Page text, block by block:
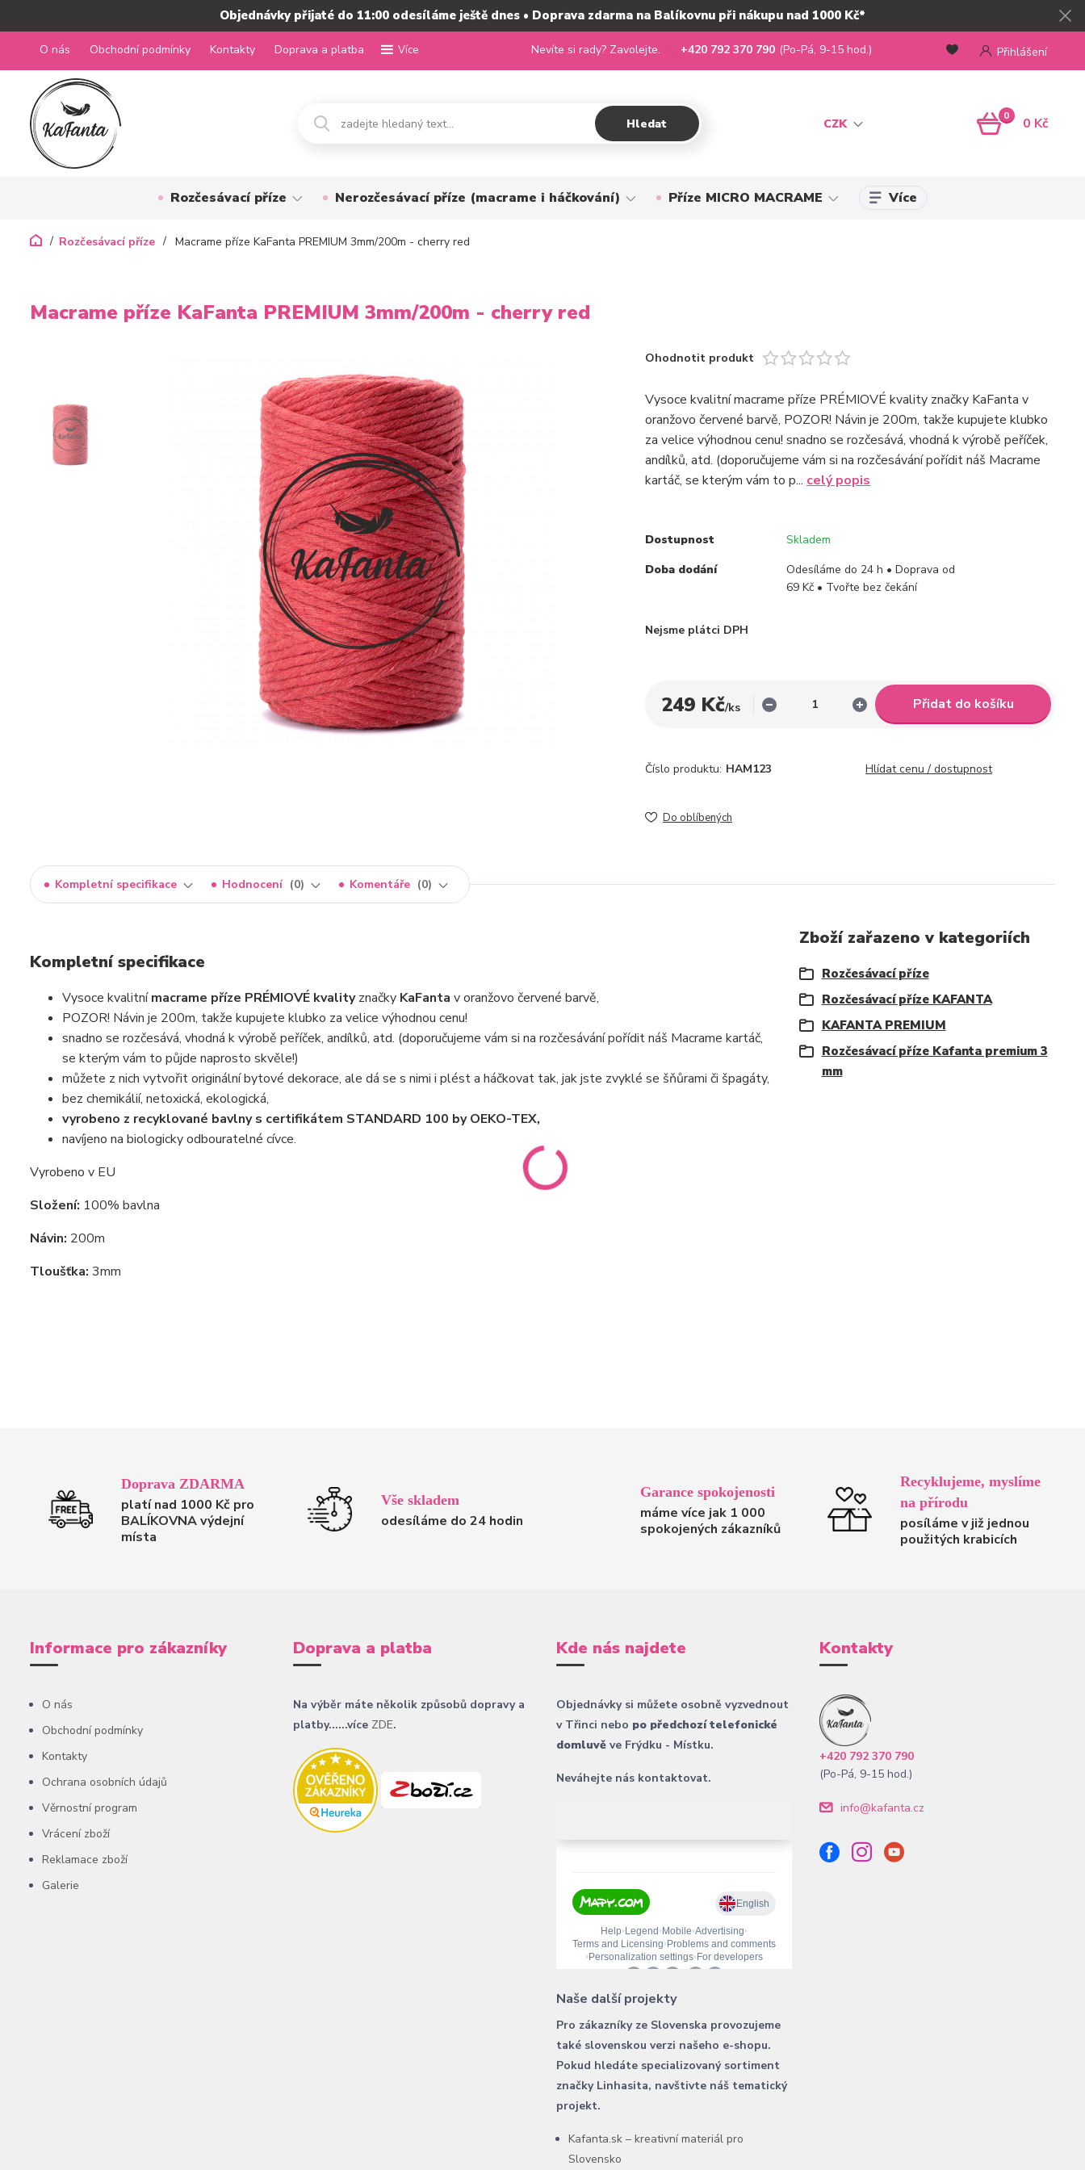
Objednávky přijaté do 11:00 odesíláme ještě dnes • Doprava zdarma na Balíkovnu při nákupu nad 1000 Kč*
O nás Obchodní podmínky Kontakty Doprava a platba Více
CZK
Přihlášení
Hledat
Nevíte si rady? Zavolejte. +420 792 370 790 (Po-Pá, 9-15 hod.)
0 0 Kč
Rozčesávací příze Nerozčesávací příze (macrame i háčkování) Příze MICRO MACRAME Více
Rozčesávací příze Macrame příze KaFanta PREMIUM 3mm/200m - cherry red
Macrame příze KaFanta PREMIUM 3mm/200m - cherry red
Ohodnotit produkt
Vysoce kvalitní macrame příze PRÉMIOVÉ kvality značky KaFanta v
oranžovo červené barvě, POZOR! Návin je 200m, takže kupujete klubko
za velice výhodnou cenu! snadno se rozčesává, vhodná k výrobě peříček,
andílků, atd. (doporučujeme vám si na rozčesávání pořídit náš Macrame
kartáč, se kterým vám to p... celý popis
Dostupnost
Skladem
Doba dodání
Odesíláme do 24 h • Doprava od
69 Kč • Tvořte bez čekání
Nejsme plátci DPH
249 Kč/ks Přidat do košíku
Číslo produktu: HAM123 Hlídat cenu / dostupnost
Do oblíbených
Kompletní specifikace Hodnocení 0 Komentáře 0
Kompletní specifikace
Vysoce kvalitnímacrame příze PRÉMIOVÉ kvalityznačky KaFanta v oranžovo červené barvě,
POZOR! Návin je 200m, takže kupujete klubko za velice výhodnou cenu!
snadno se rozčesává, vhodná k výrobě peříček, andílků, atd. (doporučujeme vám si na rozčesávání pořídit náš Macrame kartáč,
se kterým vám to půjde naprosto skvěle!)
můžete z nich vytvořit originální bytové dekorace, ale dá se s nimi i plést a háčkovat tak, jak jste zvyklé se šňůrami či špagáty,
bez chemikálií, netoxická, ekologická,
vyrobeno z recyklované bavlny s certifikátem STANDARD 100 by OEKO-TEX,
navíjeno na biologicky odbouratelné cívce.
Vyrobeno v EU
Složení: 100% bavlna
Návin: 200m
Tloušťka: 3mm
Zboží zařazeno v kategoriích
Rozčesávací příze
Rozčesávací příze KAFANTA
KAFANTA PREMIUM
Rozčesávací příze Kafanta premium 3
mm
Doprava ZDARMA
platí nad 1000 Kč pro
BALÍKOVNA výdejní
místa
Vše skladem
odesíláme do 24 hodin
Garance spokojenosti
máme více jak 1 000
spokojených zákazníků
Recyklujeme, myslíme
na přírodu
posíláme v již jednou
použitých krabicích
Informace pro zákazníky
O nás
Obchodní podmínky
Kontakty
Ochrana osobních údajů
Věrnostní program
Vrácení zboží
Reklamace zboží
Galerie
Doprava a platba
Na výběr máte několik způsobů dopravy a
platby......více ZDE.
Kde nás najdete
Objednávky si můžete osobně vyzvednout
v Třinci nebo po předchozí telefonické
domluvě ve Frýdku - Místku.
Neváhejte nás kontaktovat.
Naše další projekty
Pro zákazníky ze Slovenska provozujeme
také slovenskou verzi našeho e-shopu.
Pokud hledáte specializovaný sortiment
značky Linhasita, navštivte náš tematický
projekt.
Kafanta.sk – kreativní materiál pro
Slovensko
Kontakty
+420 792 370 790
(Po-Pá, 9-15 hod.)
info@kafanta.cz